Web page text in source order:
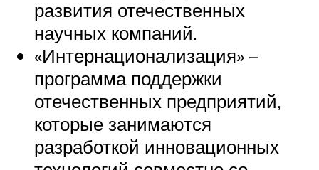
развития отечественных
научных компаний.
«Интернационализация» –
программа поддержки
отечественных предприятий,
которые занимаются
разработкой инновационных